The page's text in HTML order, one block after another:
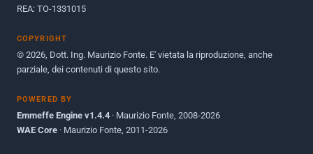
REA: TO-1331015
COPYRIGHT
© 2026, Dott. Ing. Maurizio Fonte. E' vietata la riproduzione, anche
parziale, dei contenuti di questo sito.
POWERED BY
Emmeffe Engine v1.4.4 · Maurizio Fonte, 2008-2026
WAE Core · Maurizio Fonte, 2011-2026